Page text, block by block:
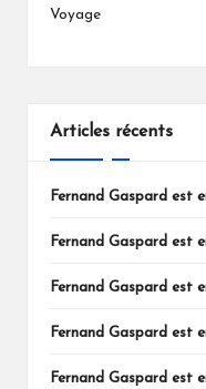
Voyage
Articles récents
Fernand Gaspard est
Fernand Gaspard est
Fernand Gaspard est
Fernand Gaspard est
Fernand Gaspard est